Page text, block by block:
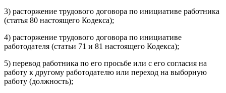
3) расторжение трудового договора по инициативе работника
(статья 80 настоящего Кодекса);
4) расторжение трудового договора по инициативе
работодателя (статьи 71 и 81 настоящего Кодекса);
5) перевод работника по его просьбе или с его согласия на
работу к другому работодателю или переход на выборную
работу (должность);